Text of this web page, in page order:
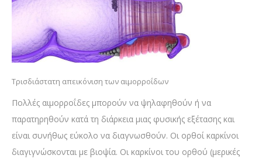
Τρισδιάστατη απεικόνιση των αιμορροΐδων
Πολλές αιμορροΐδες μπορούν να ψηλαφηθούν ή να
παρατηρηθούν κατά τη διάρκεια μιας φυσικής εξέτασης και
είναι συνήθως εύκολο να διαγνωσθούν. Οι ορθοί καρκίνοι
διαγιγνώσκονται με βιοψία. Οι καρκίνοι του ορθού (μερικές